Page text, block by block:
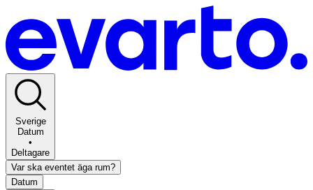
Sverige
Datum
•
Deltagare
Var ska eventet äga rum?
Datum